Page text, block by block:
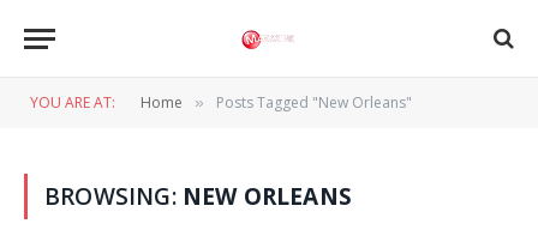
YOU ARE AT: Home » Posts Tagged "New Orleans"
BROWSING: NEW ORLEANS